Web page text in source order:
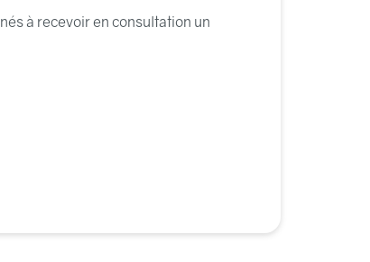
à recevoir en consultation un